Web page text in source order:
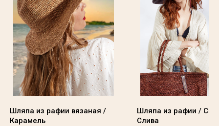
Шляпа из рафии вязаная /
Карамель
Шляпа из рафии /
Слива